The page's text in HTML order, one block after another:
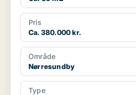
Pris
Ca. 380.000 kr.
Område
Nørresundby
Type